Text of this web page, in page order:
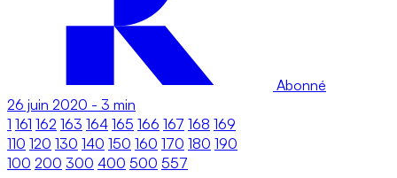
Abonné
26 juin 2020 - 3 min
1 161 162 163 164 165 166 167 168 169
110 120 130 140 150 160 170 180 190
100 200 300 400 500 557